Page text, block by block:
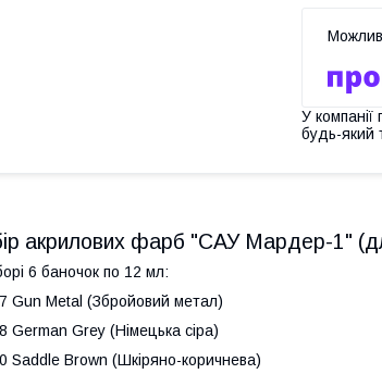
У компанії
будь-який
акрилових фарб "САУ Мардер-1"
6 баночок по 12 мл:
Gun Metal (Збройовий метал)
German Grey (Німецька сіра)
Saddle Brown (Шкіряно-коричнева)